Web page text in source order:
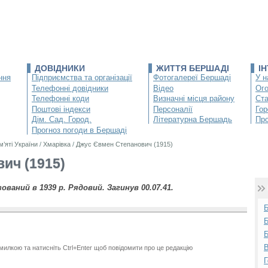
ДОВІДНИКИ
Підприємства та організації
Телефонні довідники
Телефонні коди
Поштові індекси
Дім. Сад. Город.
Прогноз погоди в Бершаді
ЖИТТЯ БЕРШАДІ
Фотогалереї Бершаді
Відео
Визначні місця району
Персоналії
Літературна Бершадь
У
України / Хмарівка / Джус Євмен Степанович (1915)
(1915)
в 1939 р. Рядовий. Загинув 00.07.41.
та натисніть Ctrl+Enter щоб повідомити про це редакцію